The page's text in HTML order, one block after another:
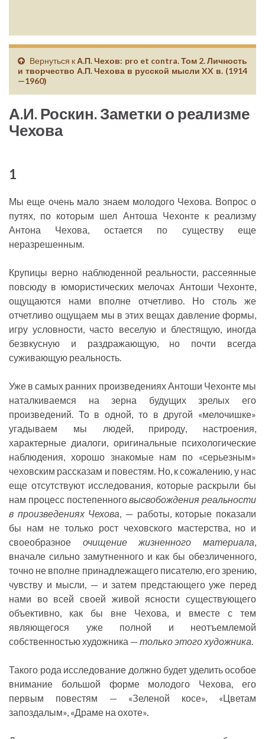
Вернуться к А.П. Чехов: pro et contra. Том 2. Личность
и творчество А.П. Чехова в русской мысли XX в. (1914
—1960)
А.И. Роскин. Заметки о реализме
Чехова
1
Мы еще очень мало знаем молодого Чехова. Вопрос о
путях, по которым шел Антоша Чехонте к реализму
Антона Чехова, остается по существу еще
неразрешенным.
Крупицы верно наблюденной реальности, рассеянные
повсюду в юмористических мелочах Антоши Чехонте,
ощущаются нами вполне отчетливо. Но столь же
отчетливо ощущаем мы в этих вещах давление формы,
игру условности, часто веселую и блестящую, иногда
безвкусную и раздражающую, но почти всегда
суживающую реальность.
Уже в самых ранних произведениях Антоши Чехонте мы
наталкиваемся на зерна будущих зрелых его
произведений. То в одной, то в другой «мелочишке»
угадываем мы людей, природу, настроения,
характерные диалоги, оригинальные психологические
наблюдения, хорошо знакомые нам по «серьезным»
чеховским рассказам и повестям. Но, к сожалению, у нас
еще отсутствуют исследования, которые раскрыли бы
нам процесс постепенноговысвобождения реальности
в произведениях Чехова , — работы, которые показали
бы нам не только рост чеховского мастерства, но и
своеобразное очищение жизненного материала
вначале сильно замутненного и как бы обезличенного,
точно не вполне принадлежащего писателю, его зрению,
чувству и мысли, — и затем предстающего уже перед
нами во всей своей живой ясности существующего
объективно, как бы вне Чехова, и вместе с тем
являющегося уже полной и неотъемлемой
собственностью художника — только этого художника
Такого рода исследование должно будет уделить особое
внимание большой форме молодого Чехова, его
первым повестям — «Зеленой косе», «Цветам
запоздалым», «Драме на охоте».